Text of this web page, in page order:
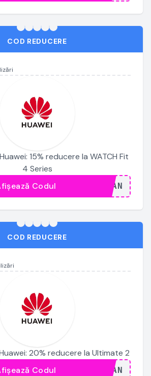
COD REDUCERE
15% reducere la WATCH Fit
4 Series
...JAN
Codul
COD REDUCERE
20% reducere la Ultimate 2
...JAN
Codul